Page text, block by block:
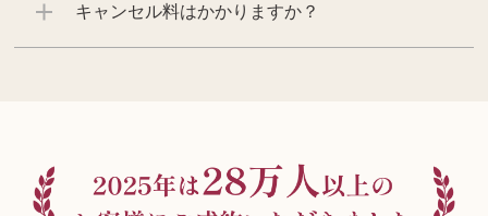
キャンセル料はかかりますか？